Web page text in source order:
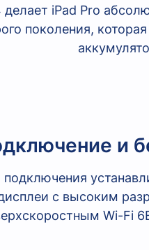
iPad Pro
поколения,
и
с высоким
Wi-Fi